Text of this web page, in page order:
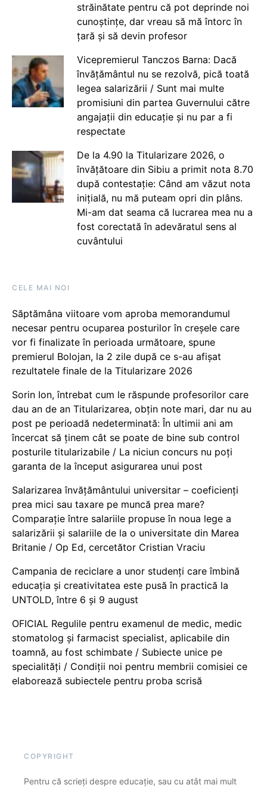
străinătate pentru că pot deprinde noi
cunoștințe, dar vreau să mă întorc în
țară și să devin profesor
Vicepremierul Tanczos Barna: Dacă
învățământul nu se rezolvă, pică toată
legea salarizării / Sunt mai multe
promisiuni din partea Guvernului către
angajații din educație și nu par a fi
respectate
De la 4.90 la Titularizare 2026, o
învățătoare din Sibiu a primit nota 8.70
după contestație: Când am văzut nota
inițială, nu mă puteam opri din plâns.
Mi-am dat seama că lucrarea mea nu a
fost corectată în adevăratul sens al
cuvântului
CELE MAI NOI
Săptămâna viitoare vom aproba memorandumul
necesar pentru ocuparea posturilor în creșele care
vor fi finalizate în perioada următoare, spune
premierul Bolojan, la 2 zile după ce s-au afișat
rezultatele finale de la Titularizare 2026
Sorin Ion, întrebat cum le răspunde profesorilor care
dau an de an Titularizarea, obțin note mari, dar nu au
post pe perioadă nedeterminată: În ultimii ani am
încercat să ținem cât se poate de bine sub control
posturile titularizabile / La niciun concurs nu poți
garanta de la început asigurarea unui post
Salarizarea învățământului universitar – coeficienți
prea mici sau taxare pe muncă prea mare?
Comparație între salariile propuse în noua lege a
salarizării și salariile de la o universitate din Marea
Britanie / Op Ed, cercetător Cristian Vraciu
Campania de reciclare a unor studenți care îmbină
educația și creativitatea este pusă în practică la
UNTOLD, între 6 și 9 august
OFICIAL Regulile pentru examenul de medic, medic
stomatolog și farmacist specialist, aplicabile din
toamnă, au fost schimbate / Subiecte unice pe
specialități / Condiții noi pentru membrii comisiei ce
elaborează subiectele pentru proba scrisă
COPYRIGHT
Pentru că scrieți despre educație, sau cu atât mai mult